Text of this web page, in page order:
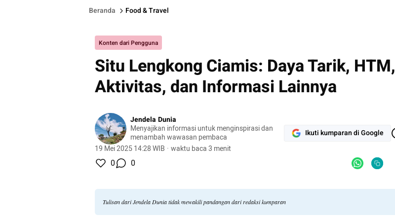
Beranda Food & Travel
Konten dari Pengguna
Situ Lengkong Ciamis: Daya Tarik, HTM,
Aktivitas, dan Informasi Lainnya
Jendela Dunia
Menyajikan informasi untuk menginspirasi dan
menambah wawasan pembaca
19 Mei 2025 14:28 WIB · waktu baca 3 menit
Ikuti kumparan di Google
0 0
Tulisan dari Jendela Dunia tidak mewakili pandangan dari redaksi kumparan